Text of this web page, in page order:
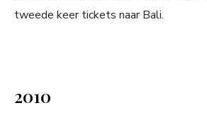
tweede keer tickets naar Bali.
2010